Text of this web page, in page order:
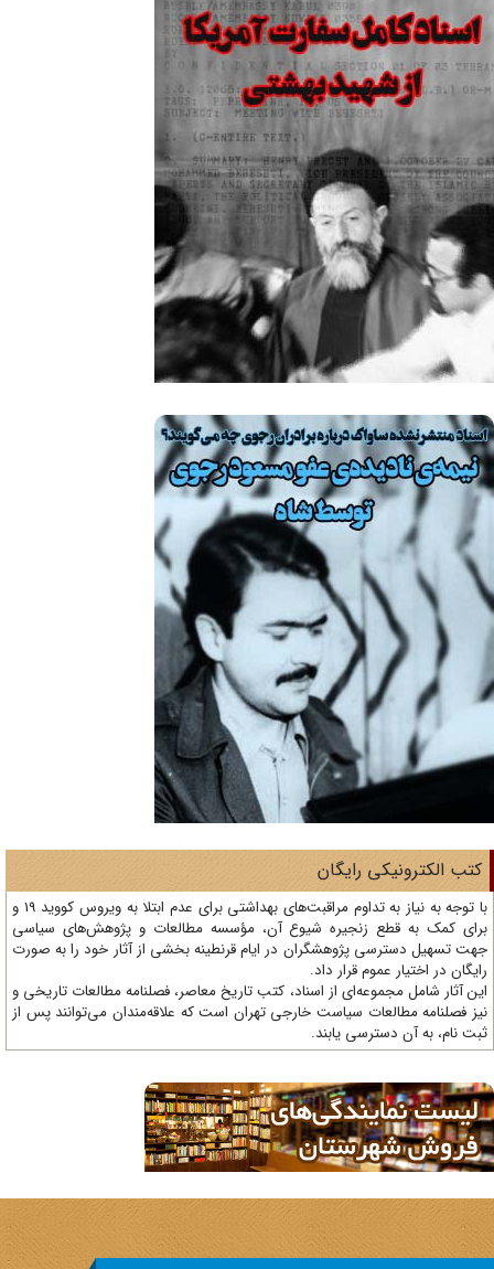
الکترونیکی رایگان
با توجه به نیاز به تداوم مراقبت‌های بهداشتی برای عدم ابتلا به ویروس کووید 19 و
کمک به قطع زنجیره شیوع آن، مؤسسه مطالعات و پژوهش‌های سیاسی
تسهیل دسترسی پژوهشگران در ایام قرنطینه بخشی از آثار خود را به صورت
در اختیار عموم قرار داد.
آثار شامل مجموعه‌ای از اسناد، کتب تاریخ معاصر، فصلنامه‌ مطالعات تاریخی و
فصلنامه مطالعات سیاست خارجی تهران است که علاقه‌مندان می‌توانند پس از
نام، به آن دسترسی یابند.